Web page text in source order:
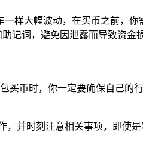
样大幅波动，在买币之前，
词，避免因泄露而导致资金
买币时，你一定要确保自己的
并时刻注意相关事项，即使